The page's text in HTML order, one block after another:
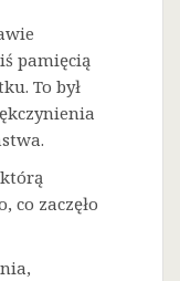
pamięcią
To był
co zaczęło